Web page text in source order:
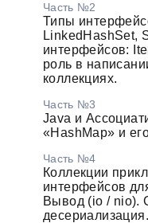
Часть №2
Типы
LinkedHashSet,
интерфейсов:
роль в
коллекциях.
Часть №3
Java и
«HashMap» и
Часть №4
Коллекции
интерфейсов
Вывод (io / nio).
десериализация.